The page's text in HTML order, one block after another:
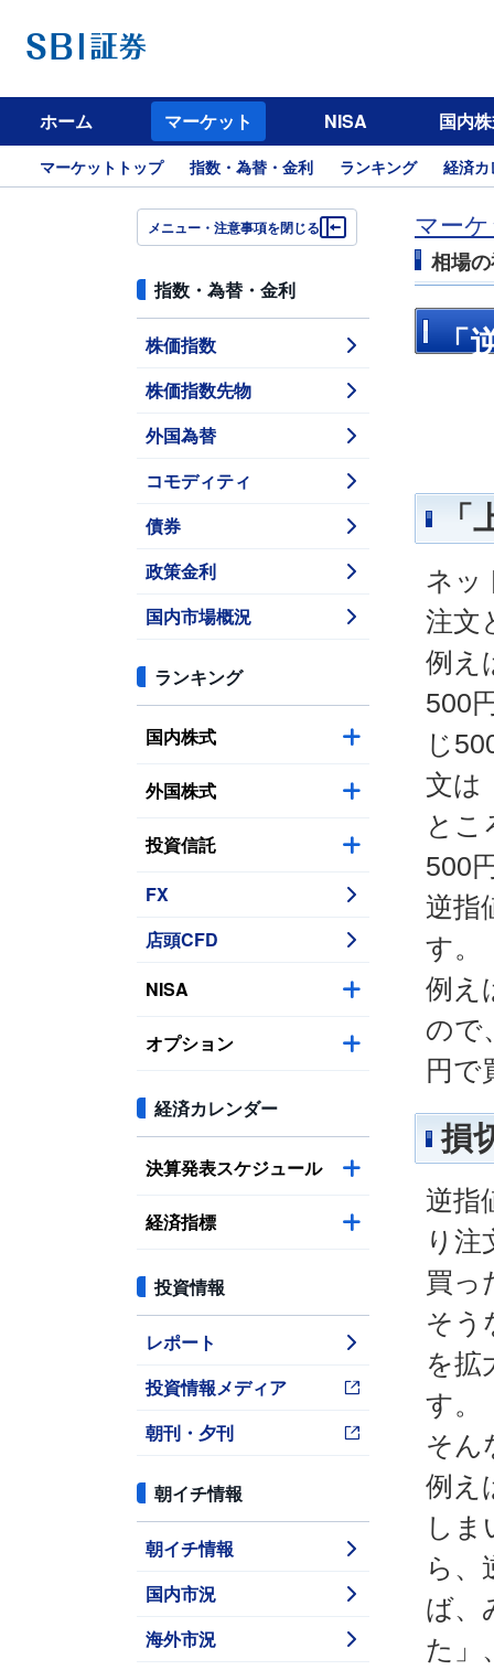
ホーム マーケット NISA 国内
マーケットトップ 指数・為替・金利 ランキング 経済
メニュー・注意事項を閉じる
指数・為替・金利
株価指数
株価指数先物
外国為替
コモディティ
債券
政策金利
国内市場概況
ランキング
国内株式
外国株式
投資信託
FX
店頭CFD
NISA
オプション
経済カレンダー
決算発表スケジュール
経済指標
投資情報
レポート
投資情報メディア
朝刊・夕刊
朝イチ情報
朝イチ情報
国内市況
海外市況
マー
相場
「
ネッ
注文
例え
500
じ
文は
とこ
500
逆指
す。
例え
ので
円で
損
逆指
り注
買っ
そう
を拡
す。
そん
例え
し
ら、
ば、
た」